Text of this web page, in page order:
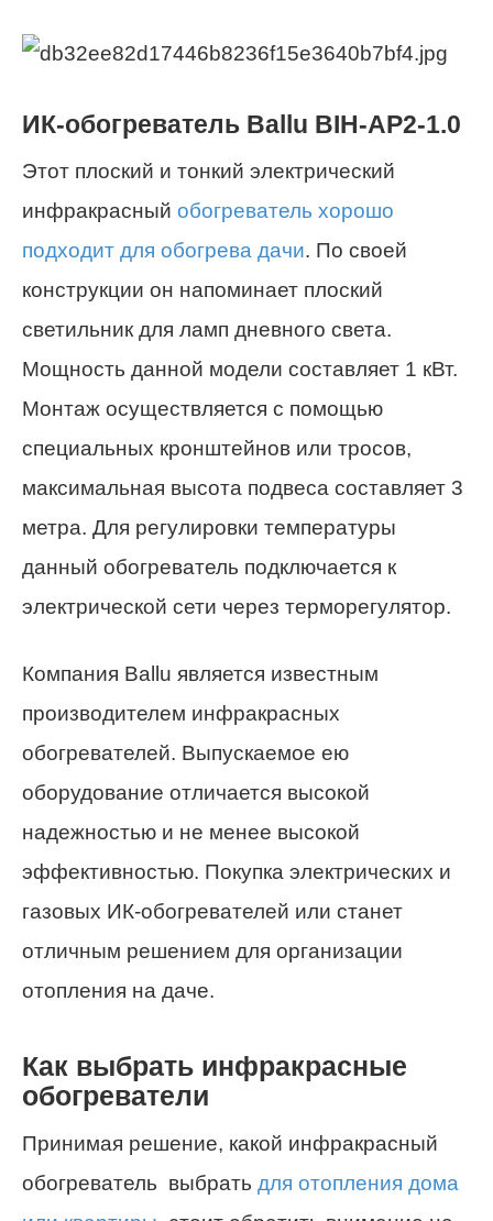
ИК-обогреватель Ballu BIH-AP2-1.0
Этот плоский и тонкий электрический
инфракрасный обогреватель хорошо
подходит для обогрева дачи. По своей
конструкции он напоминает плоский
светильник для ламп дневного света.
Мощность данной модели составляет 1 кВт.
Монтаж осуществляется с помощью
специальных кронштейнов или тросов,
максимальная высота подвеса составляет 3
метра. Для регулировки температуры
данный обогреватель подключается к
электрической сети через терморегулятор.
Компания Ballu является известным
производителем инфракрасных
обогревателей. Выпускаемое ею
оборудование отличается высокой
надежностью и не менее высокой
эффективностью. Покупка электрических и
газовых ИК-обогревателей или станет
отличным решением для организации
отопления на даче.
Как выбрать инфракрасные
обогреватели
Принимая решение, какой инфракрасный
обогреватель выбрать для отопления дома